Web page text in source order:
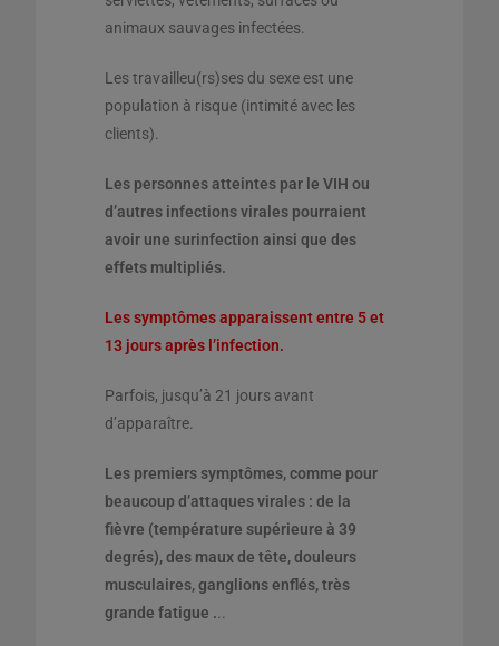
animaux sauvages infectées.
Les travailleu(rs)ses du sexe est une
population à risque (intimité avec les
clients).
Les personnes atteintes par le VIH ou
d’autres infections virales pourraient
avoir une surinfection ainsi que des
effets multipliés.
Les symptômes apparaissent entre 5 et
13 jours après l’infection.
Parfois, jusqu’à 21 jours avant
d’apparaître.
Les premiers symptômes, comme pour
beaucoup d’attaques virales : de la
fièvre (température supérieure à 39
degrés), des maux de tête, douleurs
musculaires, ganglions enflés, très
grande fatigue ...